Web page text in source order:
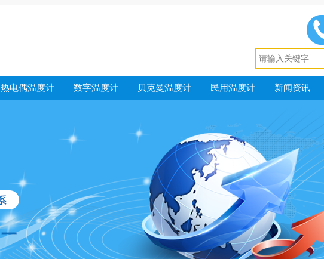
热电偶温度计 数字温度计 贝克曼温度计 民用温度计 新闻资讯